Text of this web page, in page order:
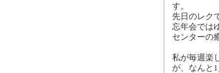
す。
先日のレク
忘年会では
センターの
私が毎週楽
が、なんと